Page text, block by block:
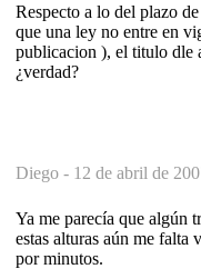
Respecto a lo del plazo
que una ley no entre en
publicacion ), el titulo dle
¿verdad?
Diego - 12 de abril de
Ya me parecía que algún
estas alturas aún me
por minutos.